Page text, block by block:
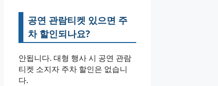
공연 관람티켓 있으면 주
차 할인되나요?
안됩니다. 대형 행사 시 공연 관람
티켓 소지자 주차 할인은 없습니
다.